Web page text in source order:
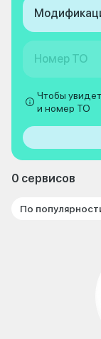
Номер ТО
Чтобы
и номер ТО
0 сервисов
По